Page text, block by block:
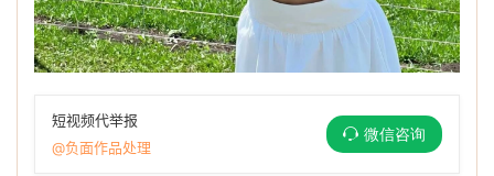
短视频代举报
@负面作品处理
微信咨询